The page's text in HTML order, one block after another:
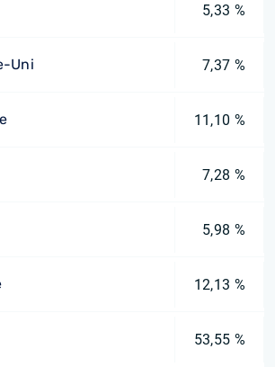
5,33 %
Uni 7,37 %
11,10 %
7,28 %
5,98 %
12,13 %
53,55 %